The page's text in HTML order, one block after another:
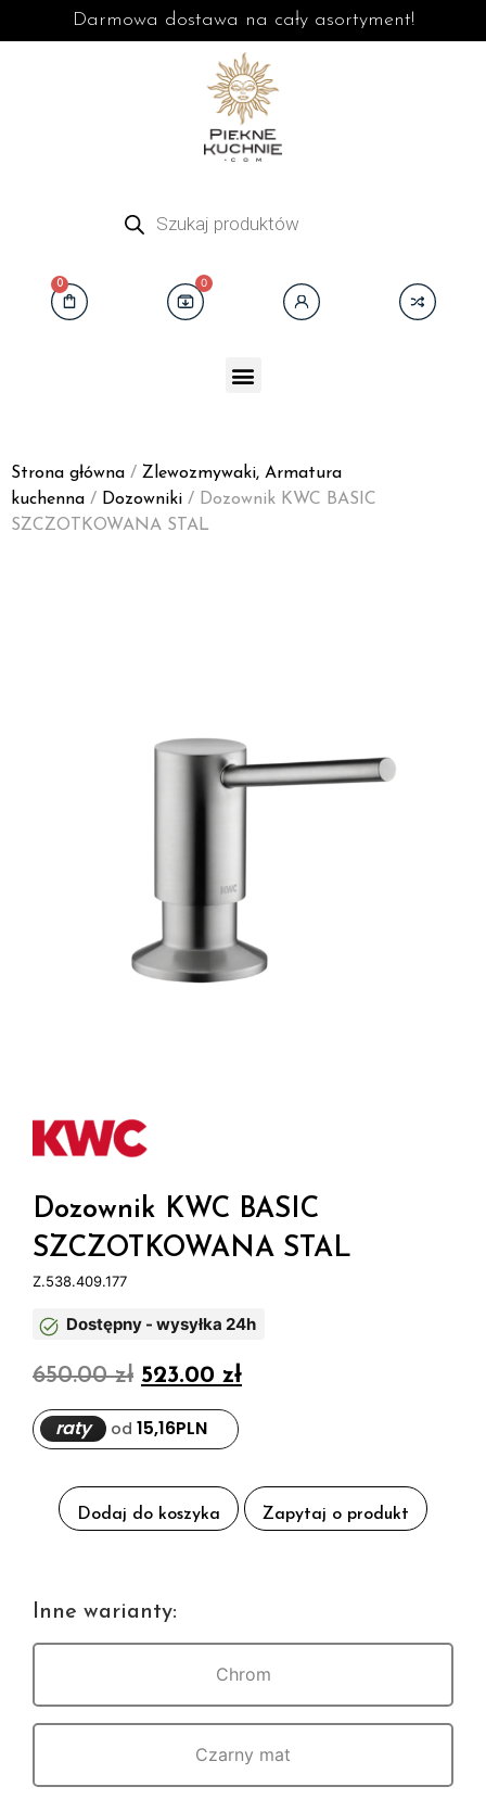
Darmowa dostawa na cały asortyment!
0 0
Strona główna / Zlewozmywaki, Armatura
kuchenna / Dozowniki / Dozownik KWC BASIC
SZCZOTKOWANA STAL
Dozownik KWC BASIC
SZCZOTKOWANA STAL
Z.538.409.177
Dostępny - wysyłka 24h
650.00zł 523.00 zł
raty od 15,16PLN
Dodaj do koszyka Zapytaj o produkt
Inne warianty:
Chrom
Czarny mat